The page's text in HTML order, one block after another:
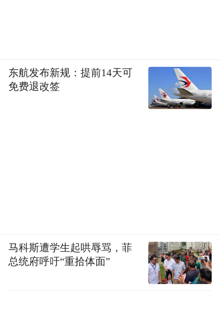
东航发布新规：提前14天可
免费退改签
马科斯遭学生起哄辱骂，菲
总统府呼吁“重拾体面”